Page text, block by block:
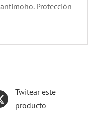
Protección
Twitear este
producto